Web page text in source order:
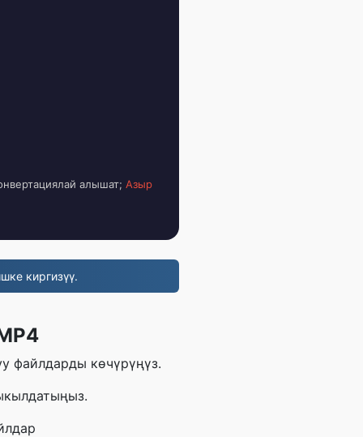
алышат; Азыр
киргизүү.
файлдарды көчүрүңүз.